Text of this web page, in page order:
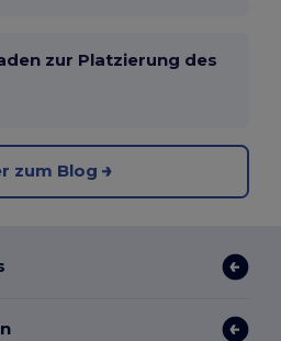
zur Platzierung des
zum Blog